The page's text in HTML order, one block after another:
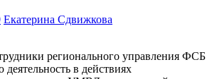
Екатерина Сдвижкова
регионального управления ФСБ
в действиях